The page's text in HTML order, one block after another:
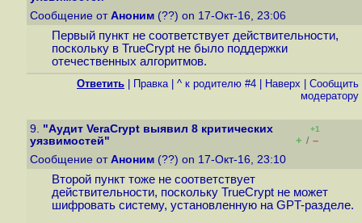
Сообщение от Аноним (??) on 17-Окт-16, 23:06
Первый пункт не соответствует действительности,
поскольку в TrueCrypt не было поддержки
отечественных алгоритмов.
Ответить Правка| ^ к родителю #4 Наверх
Cообщить
модератору
9. "Аудит VeraCrypt выявил 8 критических
уязвимостей"
+1
+ / –
Сообщение от Аноним (??) on 17-Окт-16, 23:10
Второй пункт тоже не соответствует
действительности, поскольку TrueCrypt не может
шифровать систему, установленную на GPT-разделе.